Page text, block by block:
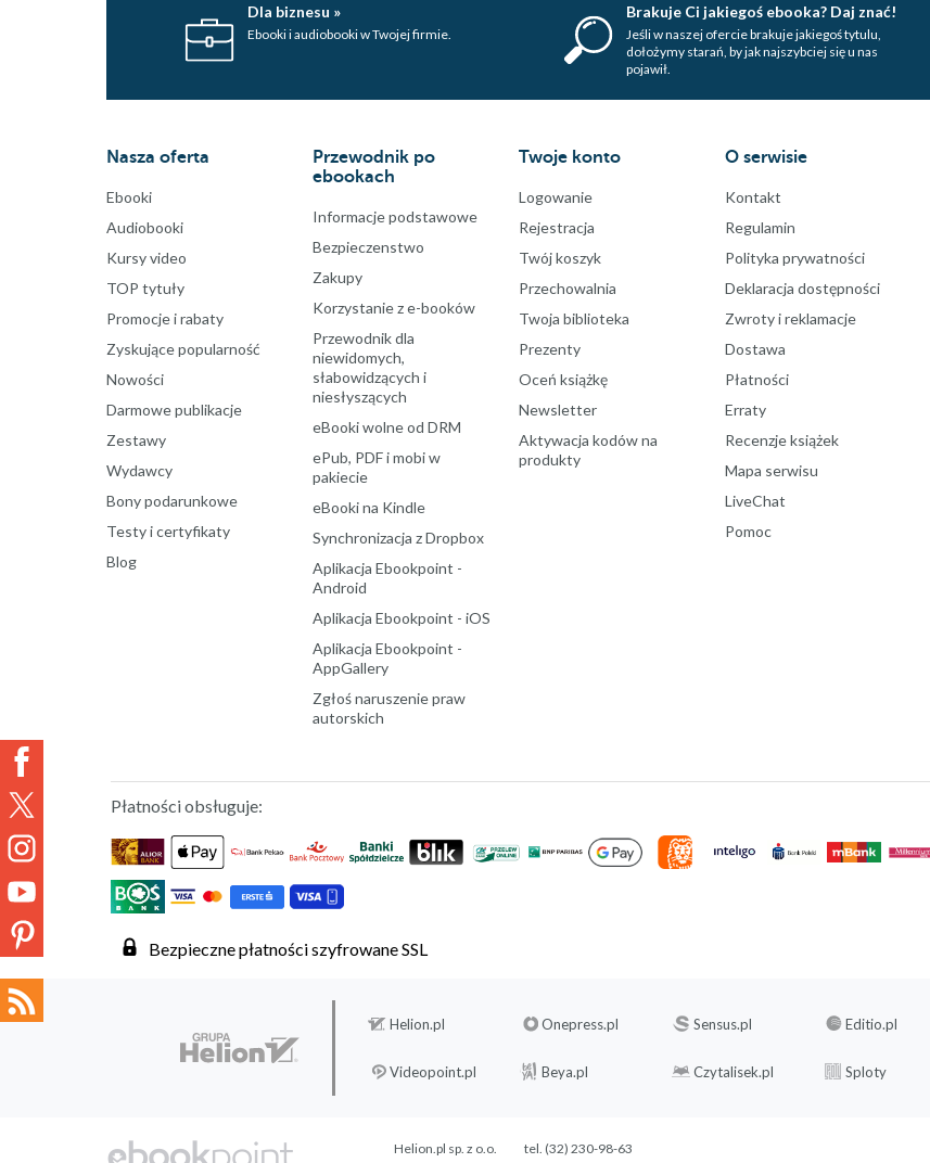
Dla biznesu »
Ebooki i audiobooki w Twojej firmie.
Brakuje Ci jakiegoś ebooka? Daj znać!
Jeśli w naszej ofercie brakuje jakiegoś tytulu,
dołożymy starań, by jak najszybciej się u nas
pojawił.
Nasza oferta
Ebooki
Audiobooki
Kursy video
TOP tytuły
Promocje i rabaty
Zyskujące popularność
Nowości
Darmowe publikacje
Zestawy
Wydawcy
Bony podarunkowe
Testy i certyfikaty
Blog
Przewodnik po
ebookach
Informacje podstawowe
Bezpieczenstwo
Zakupy
Korzystanie z e-booków
Przewodnik dla
niewidomych,
słabowidzących i
niesłyszących
eBooki wolne od DRM
ePub, PDF i mobi w
pakiecie
eBooki na Kindle
Synchronizacja z Dropbox
Aplikacja Ebookpoint -
Android
Aplikacja Ebookpoint - iOS
Aplikacja Ebookpoint -
AppGallery
Zgłoś naruszenie praw
autorskich
Twoje konto
Logowanie
Rejestracja
Twój koszyk
Przechowalnia
Twoja biblioteka
Prezenty
Oceń książkę
Newsletter
Aktywacja kodów na
produkty
O serwisie
Kontakt
Regulamin
Polityka prywatności
Deklaracja dostępności
Zwroty i reklamacje
Dostawa
Płatności
Erraty
Recenzje książek
Mapa serwisu
LiveChat
Pomoc
Płatności obsługuje:
Bezpieczne płatności szyfrowane SSL
Helion.pl Onepress.pl Sensus.pl Editio.pl
Videopoint.pl Beya.pl Czytalisek.pl Sploty
Helion.pl sp. z o.o.
tel. (32) 230-98-63